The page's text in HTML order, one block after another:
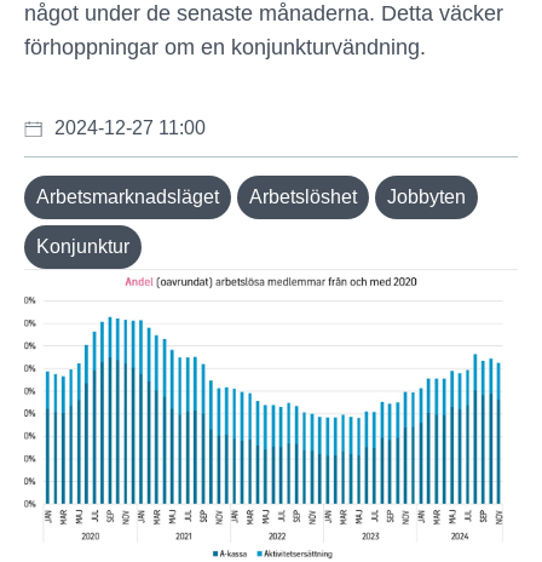
något under de senaste månaderna. Detta väcker
förhoppningar om en konjunkturvändning.
2024-12-27 11:00
Arbetsmarknadsläget Arbetslöshet Jobbyten
Konjunktur